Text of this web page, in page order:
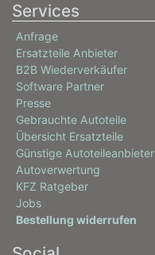
Services
Anfrage
Ersatzteile Anbieter
B2B Wiederverkäufer
Software Partner
Presse
Gebrauchte Autoteile
Übersicht Ersatzteile
Günstige Autoteileanbieter
Autoverwertung
KFZ Ratgeber
Jobs
Bestellung widerrufen